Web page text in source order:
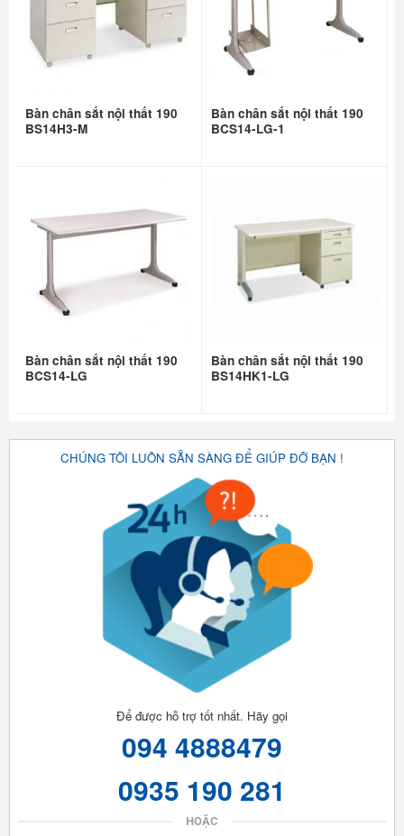
Bàn chân sắt nội thất 190
BS14H3-M
Bàn chân sắt nội thất 190
BCS14-LG-1
Bàn chân sắt nội thất 190
BCS14-LG
Bàn chân sắt nội thất 190
BS14HK1-LG
CHÚNG TÔI LUÔN SẴN SÀNG ĐỂ GIÚP ĐỠ BẠN !
Để được hỗ trợ tốt nhất. Hãy gọi
094 4888479
0935 190 281
HOẶC